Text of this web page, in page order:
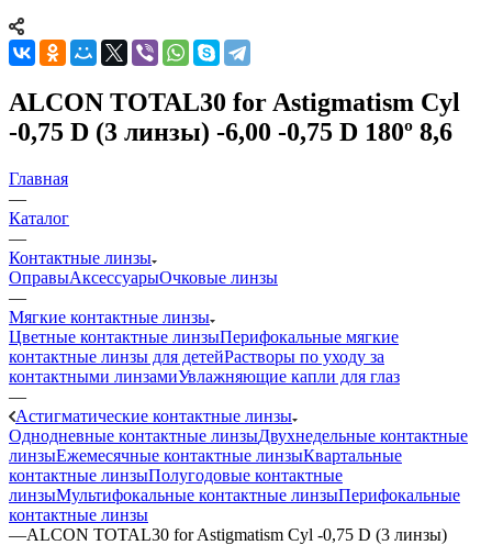
ALCON TOTAL30 for Astigmatism Cyl
-0,75 D (3 линзы) -6,00 -0,75 D 180º 8,6
Главная
—
Каталог
—
Контактные линзы
ОправыАксессуарыОчковые линзы
—
Мягкие контактные линзы
Цветные контактные линзыПерифокальные мягкие
контактные линзы для детейРастворы по уходу за
контактными линзамиУвлажняющие капли для глаз
—
Астигматические контактные линзы
Однодневные контактные линзыДвухнедельные контактные
линзыЕжемесячные контактные линзыКвартальные
контактные линзыПолугодовые контактные
линзыМультифокальные контактные линзыПерифокальные
контактные линзы
—ALCON TOTAL30 for Astigmatism Cyl -0,75 D (3 линзы)